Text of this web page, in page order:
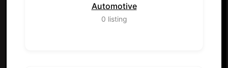
Automotive
0 listing